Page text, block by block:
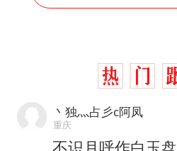
丶独灬占彡c阿凤
重庆